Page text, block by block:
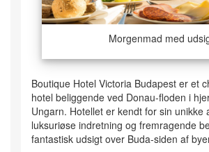
Morgenmad med
Boutique Hotel Victoria Budapest er et
hotel beliggende ved Donau-floden i
Ungarn. Hotellet er kendt for sin unikke
luksuriøse indretning og fremragende
fantastisk udsigt over Buda-siden af